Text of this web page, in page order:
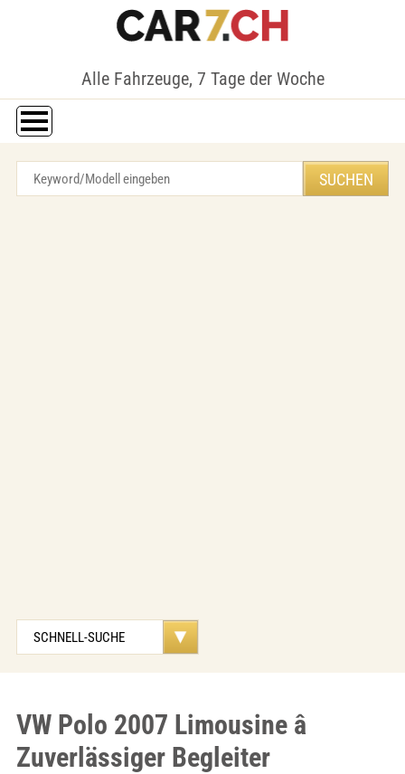
Alle Fahrzeuge, 7 Tage der Woche
VW Polo 2007 Limousine â
Zuverlässiger Begleiter